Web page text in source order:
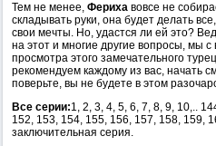
Тем не менее, Фериха вовсе не
складывать руки, она будет делать
свои мечты. Но, удастся ли ей это?
на этот и многие другие вопросы, мы
просмотра этого замечательного
рекомендуем каждому из вас, начать
поверьте, вы не будете в этом
Все серии:1, 2, 3, 4, 5, 6, 7, 8, 9, 10,..
152, 153, 154, 155, 156, 157, 158, 159,
заключительная серия.